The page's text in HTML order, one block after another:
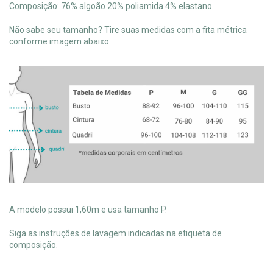
Composição: 76% algoão 20% poliamida 4% elastano
Não sabe seu tamanho? Tire suas medidas com a fita métrica
conforme imagem abaixo:
A modelo possui 1,60m e usa tamanho P.
Siga as instruções de lavagem indicadas na etiqueta de
composição.